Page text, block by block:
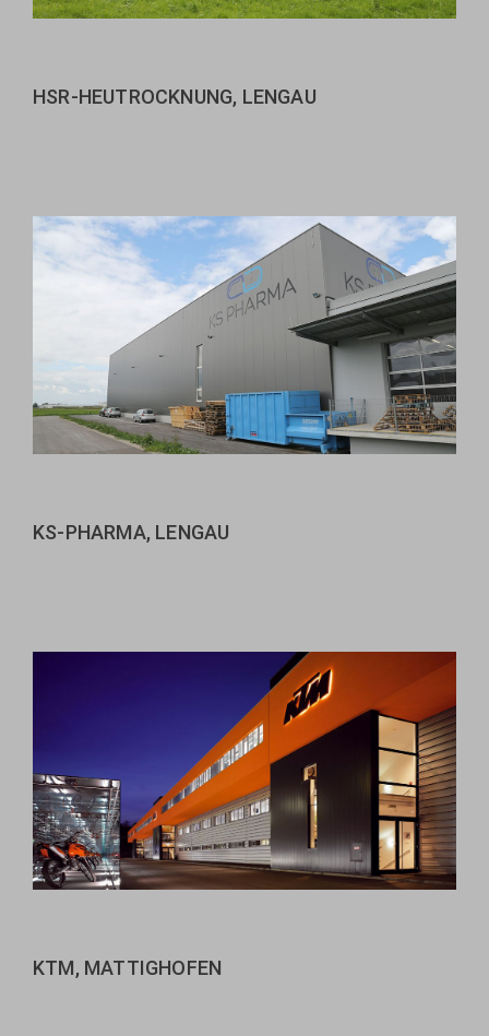
HSR-HEUTROCKNUNG, LENGAU
KS-PHARMA, LENGAU
KTM, MATTIGHOFEN